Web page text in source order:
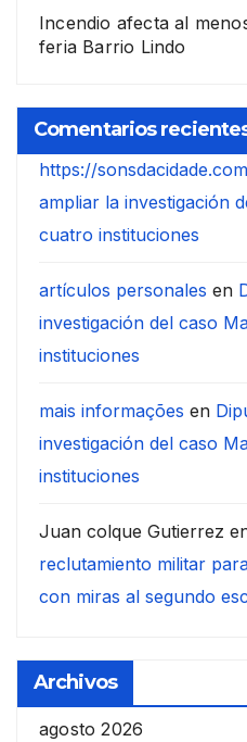
Incendio afecta al
feria Barrio Lindo
Comentarios
https://sonsdacidade.com
ampliar la investigación
cuatro instituciones
artículos personales en
investigación del caso
instituciones
mais informações en
investigación del caso
instituciones
Juan colque Gutierrez
reclutamiento militar
con miras al segundo
Archivos
agosto 2026